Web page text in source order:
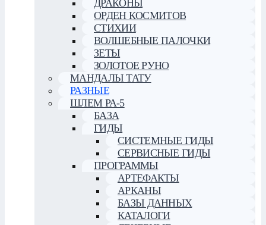
ДРАКОНЫ
ОРДЕН КОСМИТОВ
СТИХИИ
ВОЛШЕБНЫЕ ПАЛОЧКИ
ЗЕТЫ
ЗОЛОТОЕ РУНО
МАНДАЛЫ ТАТУ
РАЗНЫЕ
ШЛЕМ РА-5
БАЗА
ГИДЫ
СИСТЕМНЫЕ ГИДЫ
СЕРВИСНЫЕ ГИДЫ
ПРОГРАММЫ
АРТЕФАКТЫ
АРКАНЫ
БАЗЫ ДАННЫХ
КАТАЛОГИ